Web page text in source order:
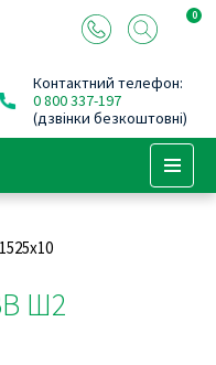
0
Контактний телефон:
0 800 337-197
(дзвінки безкоштовні)
Ш2